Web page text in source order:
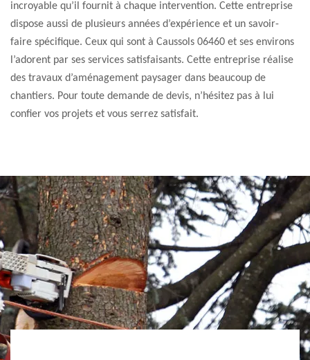
incroyable qu’il fournit à chaque intervention. Cette entreprise
dispose aussi de plusieurs années d’expérience et un savoir-
faire spécifique. Ceux qui sont à Caussols 06460 et ses environs
l’adorent par ses services satisfaisants. Cette entreprise réalise
des travaux d’aménagement paysager dans beaucoup de
chantiers. Pour toute demande de devis, n’hésitez pas à lui
confier vos projets et vous serrez satisfait.